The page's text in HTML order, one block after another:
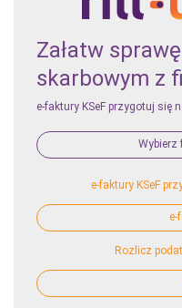
Załatw
skarbowym z
e-faktury KSeF przygotuj się
Wybierz
e-faktury KSeF
e-
Rozlicz